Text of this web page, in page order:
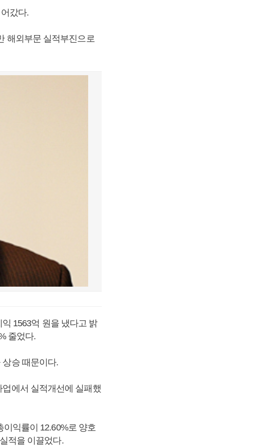
갔다.
해외부문 실적부진으로
1563억 원을 냈다고 밝
줄었다.
승 때문이다.
에서 실적개선에 실패했
익률이 12.60%로 양호
적을 이끌었다.